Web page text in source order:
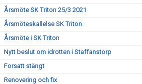
Årsmöte SK Triton 25/3 2021
Årsmöteskallelse SK Triton
Årsmöte i SK Triton
Nytt beslut om idrotten i Staffanstorp
Forsatt stängt
Renovering och fix